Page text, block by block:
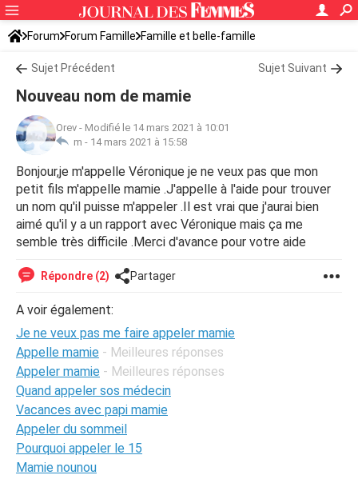
Forum Forum Famille Famille et belle-famille
Sujet Précédent Sujet Suivant
Nouveau nom de mamie
Orev - Modifié le 14 mars 2021 à 10:01
m - 14 mars 2021 à 15:58
Bonjour,je m'appelle Véronique je ne veux pas que mon
petit fils m'appelle mamie .J'appelle à l'aide pour trouver
un nom qu'il puisse m'appeler .Il est vrai que j'aurai bien
aimé qu'il y a un rapport avec Véronique mais ça me
semble très difficile .Merci d'avance pour votre aide
Répondre (2) Partager
A voir également:
Je ne veux pas me faire appeler mamie
Appelle mamie - Meilleures réponses
Appeler mamie - Meilleures réponses
Quand appeler sos médecin
Vacances avec papi mamie
Appeler du sommeil
Pourquoi appeler le 15
Mamie nounou